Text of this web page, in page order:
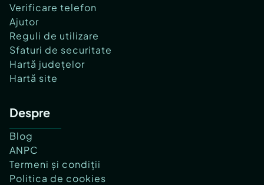
Verificare telefon
Ajutor
Reguli de utilizare
Sfaturi de securitate
Hartă județelor
Hartă site
Despre
Blog
ANPC
Termeni și condiții
Politica de cookies